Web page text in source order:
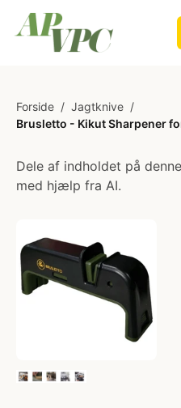
Forside / Jagtknive /
Brusletto - Kikut Sharpener
Dele af indholdet på
med hjælp fra AI.